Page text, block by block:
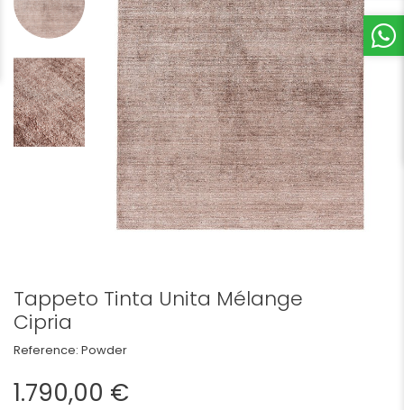
Tappeto Tinta Unita Mélange
Cipria
Reference: Powder
1.790,00 €